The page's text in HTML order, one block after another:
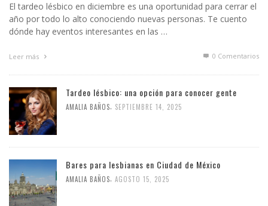
El tardeo lésbico en diciembre es una oportunidad para cerrar el
año por todo lo alto conociendo nuevas personas. Te cuento
dónde hay eventos interesantes en las …
Leer más 0 Comentarios
Tardeo lésbico: una opción para conocer gente
AMALIA BAÑOS, SEPTIEMBRE 14, 2025
Bares para lesbianas en Ciudad de México
AMALIA BAÑOS, AGOSTO 15, 2025